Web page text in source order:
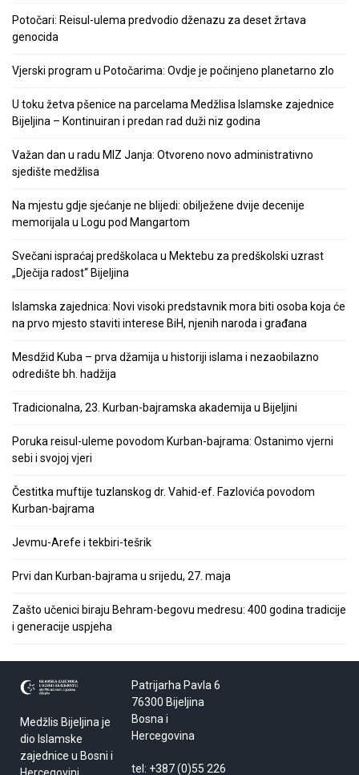
Potočari: Reisul-ulema predvodio dženazu za deset žrtava
genocida
Vjerski program u Potočarima: Ovdje je počinjeno planetarno zlo
U toku žetva pšenice na parcelama Medžlisa Islamske zajednice
Bijeljina – Kontinuiran i predan rad duži niz godina
Važan dan u radu MIZ Janja: Otvoreno novo administrativno
sjedište medžlisa
Na mjestu gdje sjećanje ne blijedi: obilježene dvije decenije
memorijala u Logu pod Mangartom
Svečani ispraćaj predškolaca u Mektebu za predškolski uzrast
„Dječija radost“ Bijeljina
Islamska zajednica: Novi visoki predstavnik mora biti osoba koja će
na prvo mjesto staviti interese BiH, njenih naroda i građana
Mesdžid Kuba – prva džamija u historiji islama i nezaobilazno
odredište bh. hadžija
Tradicionalna, 23. Kurban-bajramska akademija u Bijeljini
Poruka reisul-uleme povodom Kurban-bajrama: Ostanimo vjerni
sebi i svojoj vjeri
Čestitka muftije tuzlanskog dr. Vahid-ef. Fazlovića povodom
Kurban-bajrama
Jevmu-Arefe i tekbiri-tešrik
Prvi dan Kurban-bajrama u srijedu, 27. maja
Zašto učenici biraju Behram-begovu medresu: 400 godina tradicije
i generacije uspjeha
Medžlis Bijeljina je
dio Islamske
zajednice u Bosni i
Hercegovini.
Patrijarha Pavla 6
76300 Bijeljina
Bosna i
Hercegovina
tel: +387 (0)55 226